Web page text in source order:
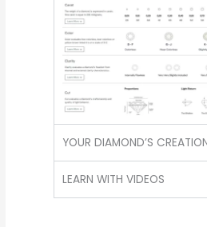
YOUR DIAMOND’S
LEARN WITH VIDEOS